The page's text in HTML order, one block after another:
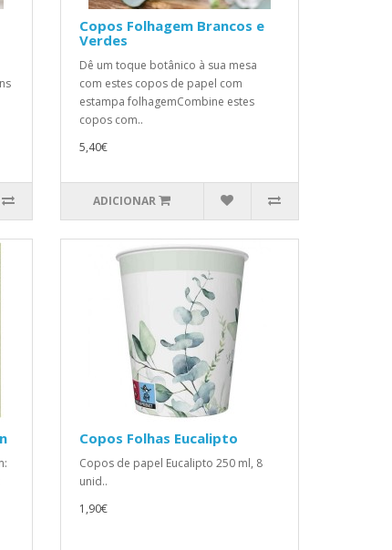
Copos Folhagem Brancos e
Verdes
Dê um toque botânico à sua mesa
com estes copos de papel com
estampa folhagemCombine estes
copos com..
5,40€
ADICIONAR
Copos Folhas Eucalipto
Copos de papel Eucalipto 250 ml, 8
unid..
1,90€